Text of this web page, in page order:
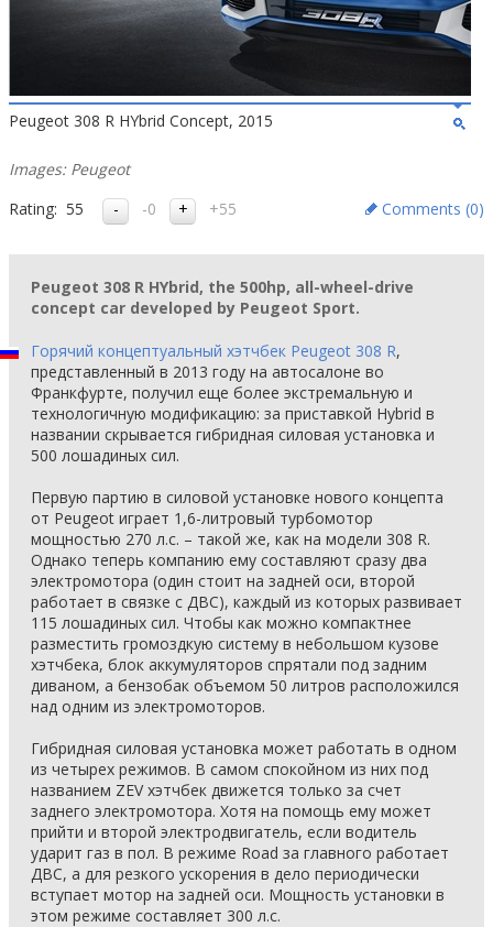
Peugeot 308 R HYbrid Concept, 2015
Images: Peugeot
Rating: 55 -0 +55 Comments (0)
Peugeot 308 R HYbrid, the 500hp, all-wheel-drive
concept car developed by Peugeot Sport.
Горячий концептуальный хэтчбек Peugeot 308 R,
представленный в 2013 году на автосалоне во
Франкфурте, получил еще более экстремальную и
технологичную модификацию: за приставкой Hybrid в
названии скрывается гибридная силовая установка и
500 лошадиных сил.
Первую партию в силовой установке нового концепта
от Peugeot играет 1,6-литровый турбомотор
мощностью 270 л.с. – такой же, как на модели 308 R.
Однако теперь компанию ему составляют сразу два
электромотора (один стоит на задней оси, второй
работает в связке с ДВС), каждый из которых развивает
115 лошадиных сил. Чтобы как можно компактнее
разместить громоздкую систему в небольшом кузове
хэтчбека, блок аккумуляторов спрятали под задним
диваном, а бензобак объемом 50 литров расположился
над одним из электромоторов.
Гибридная силовая установка может работать в одном
из четырех режимов. В самом спокойном из них под
названием ZEV хэтчбек движется только за счет
заднего электромотора. Хотя на помощь ему может
прийти и второй электродвигатель, если водитель
ударит газ в пол. В режиме Road за главного работает
ДВС, а для резкого ускорения в дело периодически
вступает мотор на задней оси. Мощность установки в
этом режиме составляет 300 л.с.